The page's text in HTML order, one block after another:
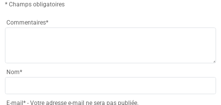
* Champs obligatoires
Commentaires*
Nom*
E-mail* - Votre adresse e-mail ne sera pas publiée.